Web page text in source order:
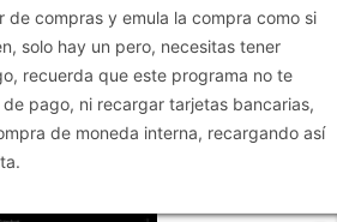
de compras y emula la compra como si
solo hay un pero, necesitas tener
recuerda que este programa no te
pago, ni recargar tarjetas bancarias,
de moneda interna, recargando así